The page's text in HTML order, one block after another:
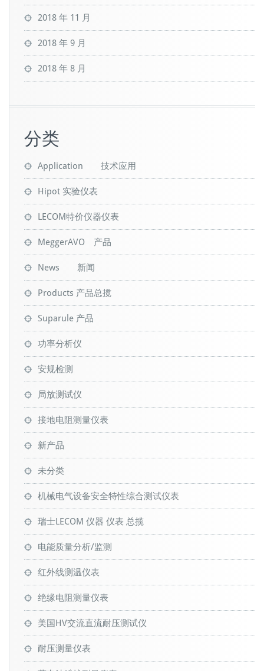
2018 年 11 月
2018 年 9 月
2018 年 8 月
分类
Application 技术应用
Hipot 实验仪表
LECOM特价仪器仪表
MeggerAVO 产品
News 新闻
Products 产品总揽
Suparule 产品
功率分析仪
安规检测
局放测试仪
接地电阻测量仪表
新产品
未分类
机械电气设备安全特性综合测试仪表
瑞士LECOM 仪器 仪表 总揽
电能质量分析/监测
红外线测温仪表
绝缘电阻测量仪表
美国HV交流直流耐压测试仪
耐压测量仪表